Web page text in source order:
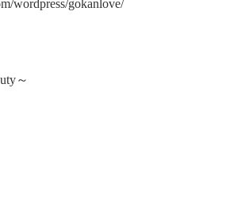
wordpress/gokanlove/
～